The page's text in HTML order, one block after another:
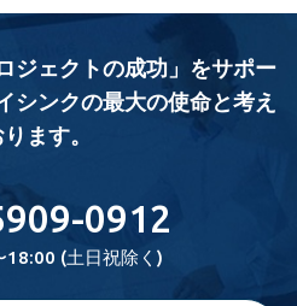
ジェクトの成功」をサポー
シンクの最大の使命と考え
ます。
0912
18:00 (土日祝除く)